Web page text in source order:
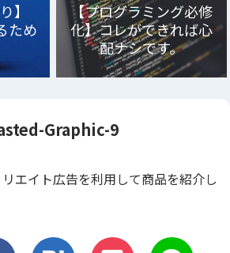
】
ため
【プログラミング必修
化】コレができれば心
配ナシです。
Graphic-9
エイト広告を利用して商品を紹介し